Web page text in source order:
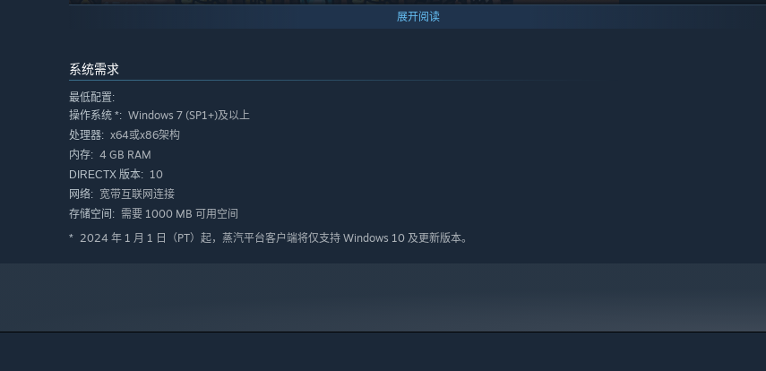
游戏以经典卡牌自走棋为原型，融合了背包管理要素。6大阵营、40+角色、200+道具开启排列组合狂欢！ 3个角色栏位、12
个道具格，每次摆放都是场微型战略部署，需要疯狂开动大脑才能探索出技能组合最优解。构筑爱好者狂喜！
展开阅读
系统需求
最低配置:
操作系统 *: Windows 7 (SP1+)及以上
处理器: x64或x86架构
内存: 4 GB RAM
DIRECTX 版本: 10
网络: 宽带互联网连接
存储空间: 需要 1000 MB 可用空间
* 2024 年 1 月 1 日（PT）起，蒸汽平台客户端将仅支持 Windows 10 及更新版本。